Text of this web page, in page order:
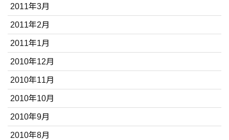
2011年3月
2011年2月
2011年1月
2010年12月
2010年11月
2010年10月
2010年9月
2010年8月